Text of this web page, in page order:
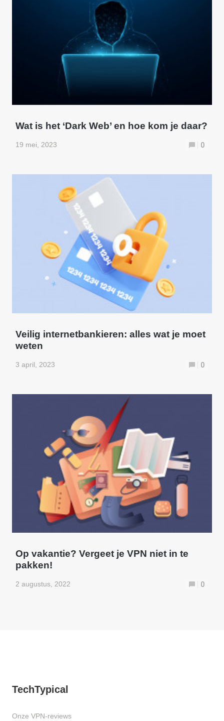
Wat is het ‘Dark Web’ en hoe kom je daar?
19 mei, 2023 0
Veilig internetbankieren: alles wat je moet
weten
3 april, 2023 0
Op vakantie? Vergeet je VPN niet in te
pakken!
2 augustus, 2022 0
TechTypical
Onze VPN-reviews